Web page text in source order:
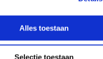
Alles toestaan
Selectie toestaan
factuur digitaal,
e-mail.